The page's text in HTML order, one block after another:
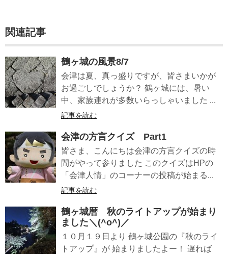
関連記事
鶴ヶ城の風景8/7
会津は夏、真っ盛りですが、皆さまいかが
お過ごしでしょうか？ 鶴ヶ城には、暑い
中、家族連れが多数いらっしゃいました ...
記事を読む
会津の方言クイズ Part1
皆さま、こんにちは会津の方言クイズの時
間がやって参りました このクイズはHPの
「会津人情」のコーナーの投稿が始まる...
記事を読む
鶴ヶ城暦 秋のライトアップが始まり
ました＼(^o^)／
１０月１９日より 鶴ヶ城公園の『秋のライ
トアップ』が 始まりましたよー！ 遅れば